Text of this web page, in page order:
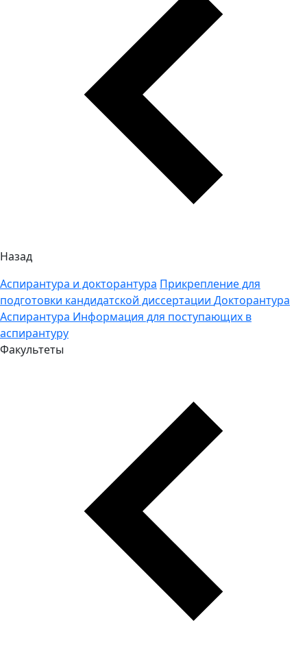
Назад
Аспирантура и докторантура Прикрепление для
подготовки кандидатской диссертации Докторантура
Аспирантура Информация для поступающих в
аспирантуру
Факультеты